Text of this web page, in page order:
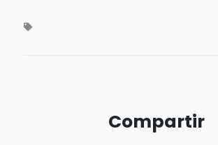
Compartir